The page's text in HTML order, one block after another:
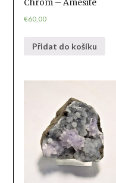
Chrom – Amesite
€60,00
Přidat do košíku